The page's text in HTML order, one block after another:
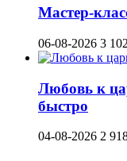
Мастер-
06-08-2026 3 102
Любовь к
быстро
04-08-2026 2